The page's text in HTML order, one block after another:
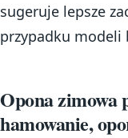
sugeruje lepsze
przypadku modeli
Opona zimowa
hamowanie,